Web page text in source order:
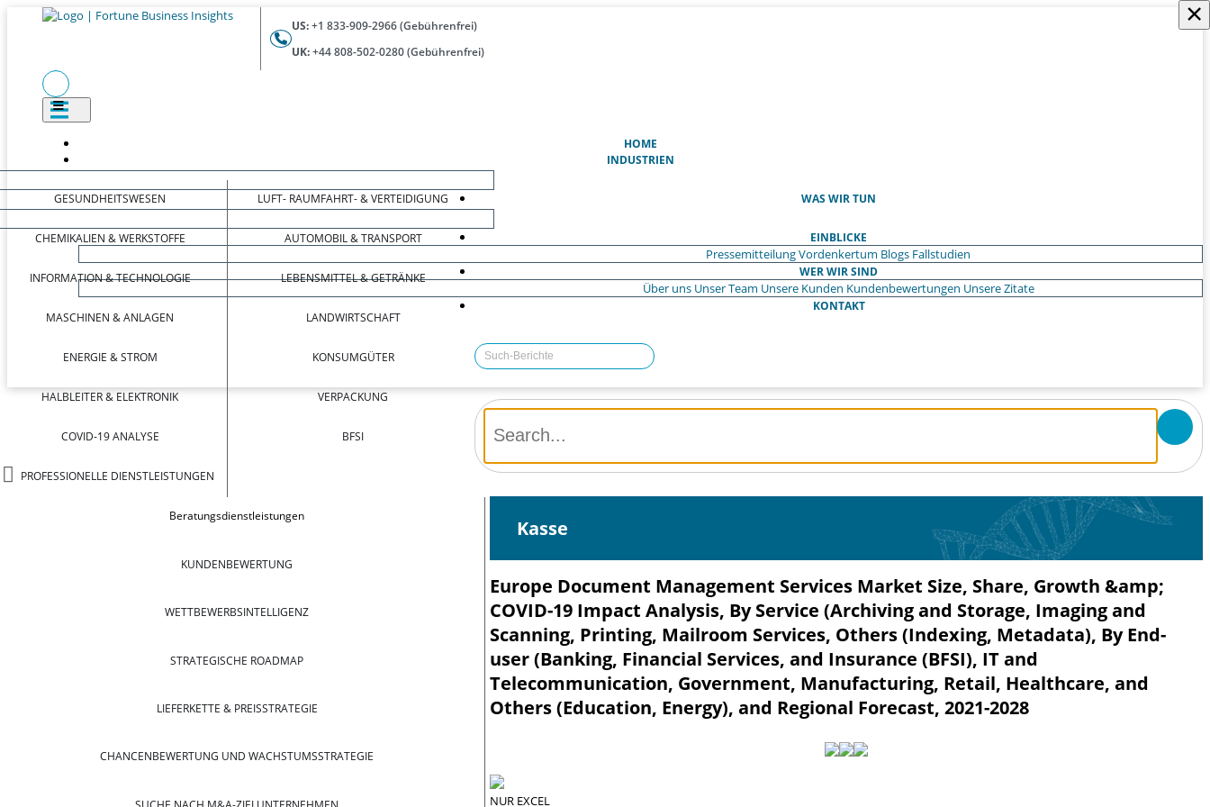
US:+1 833-909-2966 (Gebührenfrei)
UK:+44 808-502-0280 (Gebührenfrei)
HOME
INDUSTRIEN
GESUNDHEITSWESEN
CHEMIKALIEN & WERKSTOFFE
INFORMATION & TECHNOLOGIE
MASCHINEN & ANLAGEN
ENERGIE & STROM
HALBLEITER & ELEKTRONIK
COVID-19 ANALYSE
PROFESSIONELLE DIENSTLEISTUNGEN
LUFT- RAUMFAHRT- & VERTEIDIGUNG
AUTOMOBIL & TRANSPORT
LEBENSMITTEL & GETRÄNKE
LANDWIRTSCHAFT
KONSUMGÜTER
VERPACKUNG
BFSI
WAS WIR TUN
Beratungsdienstleistungen
KUNDENBEWERTUNG
WETTBEWERBSINTELLIGENZ
STRATEGISCHE ROADMAP
LIEFERKETTE & PREISSTRATEGIE
CHANCENBEWERTUNG UND WACHSTUMSSTRATEGIE
EINBLICKE
PressemitteilungVordenkertum Blogs Fallstudien
WER WIR SIND
Über uns Unser Team Unsere Kunden Kundenbewertungen Unsere Zitate
KONTAKT
×
Kasse
Europe Document Management Services Market Size, Share, Growth &amp;
COVID-19 Impact Analysis, By Service (Archiving and Storage, Imaging and
Scanning, Printing, Mailroom Services, Others (Indexing, Metadata), By End-
user (Banking, Financial Services, and Insurance (BFSI), IT and
Telecommunication, Government, Manufacturing, Retail, Healthcare, and
Others (Education, Energy), and Regional Forecast, 2021-2028
NUR EXCEL